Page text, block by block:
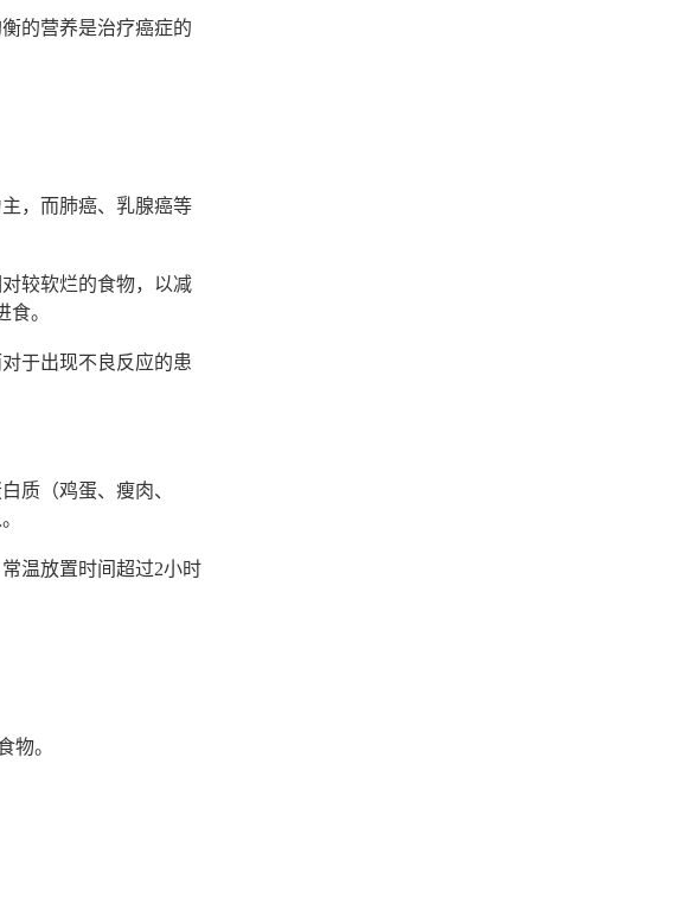
的营养是治疗癌症的
，而肺癌、乳腺癌等
较软烂的食物，以减
。
于出现不良反应的患
质（鸡蛋、瘦肉、
温放置时间超过2小时
物。